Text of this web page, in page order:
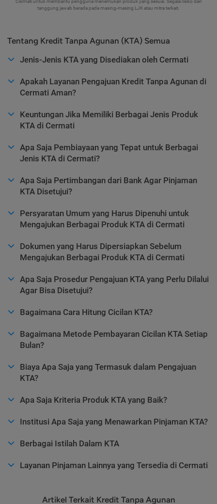
Cermati untuk membantu pengguna menemukan produk yang sesuai. Segala risiko dan
tanggung jawab berada pada masing-masing LJK atau mitra terkait.
Tentang Kredit Tanpa Agunan (KTA) Semua
Jenis-Jenis KTA yang Disediakan oleh Cermati
Apakah Layanan Pengajuan Kredit Tanpa Agunan di
Cermati Aman?
Keuntungan Jika Memiliki Berbagai Jenis Produk
KTA di Cermati
Apa Saja Pembiayaan yang Tepat untuk Berbagai
Jenis KTA di Cermati?
Apa Saja Pertimbangan dari Bank Agar Pinjaman
KTA Disetujui?
Persyaratan Umum yang Harus Dipenuhi untuk
Mengajukan Berbagai Produk KTA di Cermati
Dokumen yang Harus Dipersiapkan Sebelum
Mengajukan Berbagai Produk KTA di Cermati
Apa Saja Prosedur Pengajuan KTA yang Perlu Dilalui
Agar Bisa Disetujui?
Bagaimana Cara Hitung Cicilan KTA?
Bagaimana Metode Pembayaran Cicilan KTA Setiap
Bulan?
Biaya Apa Saja yang Termasuk dalam Pengajuan
KTA?
Apa Saja Kriteria Produk KTA yang Baik?
Institusi Apa Saja yang Menawarkan Pinjaman KTA?
Berbagai Istilah Dalam KTA
Layanan Pinjaman Lainnya yang Tersedia di Cermati
Artikel Terkait Kredit Tanpa Agunan